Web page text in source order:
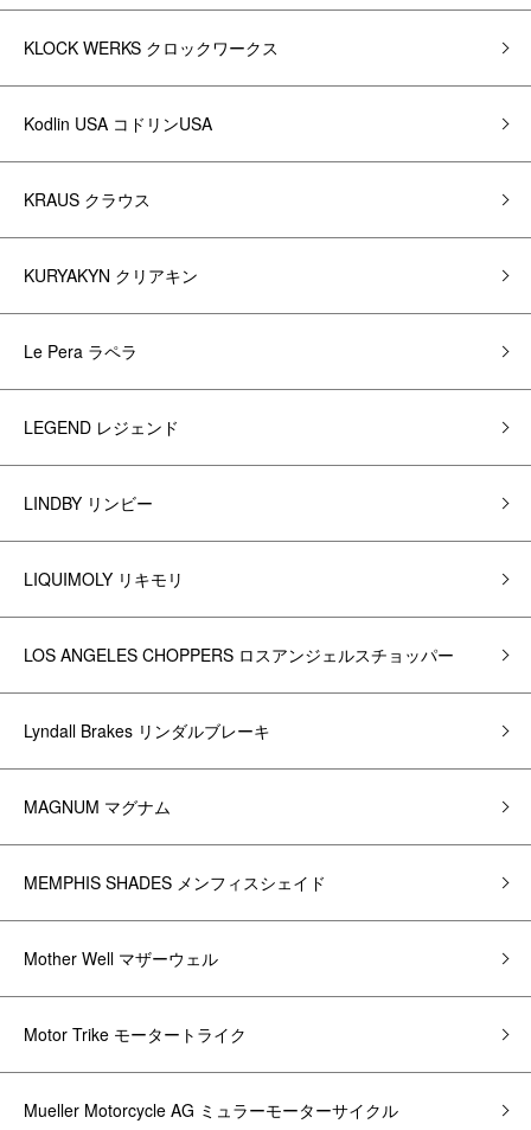
KLOCK WERKS クロックワークス
Kodlin USA コドリンUSA
KRAUS クラウス
KURYAKYN クリアキン
Le Pera ラペラ
LEGEND レジェンド
LINDBY リンビー
LIQUIMOLY リキモリ
LOS ANGELES CHOPPERS ロスアンジェルスチョッパー
Lyndall Brakes リンダルブレーキ
MAGNUM マグナム
MEMPHIS SHADES メンフィスシェイド
Mother Well マザーウェル
Motor Trike モータートライク
Mueller Motorcycle AG ミュラーモーターサイクル